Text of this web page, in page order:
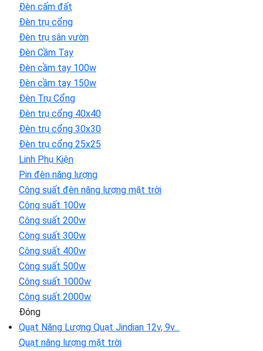
Đèn cấm đất
Đèn trụ cổng
Đèn trụ sân vườn
Đèn Cầm Tay
Đèn cầm tay 100w
Đèn cầm tay 150w
Đèn Trụ Cổng
Đèn trụ cổng 40x40
Đèn trụ cổng 30x30
Đèn trụ cổng 25x25
Linh Phụ Kiện
Pin đèn năng lượng
Công suất đèn năng lượng mặt trời
Công suất 100w
Công suất 200w
Công suất 300w
Công suất 400w
Công suất 500w
Công suất 1000w
Công suất 2000w
Đóng
Quạt Năng Lượng Quạt Jindian 12v, 9v...
Quạt năng lượng mặt trời